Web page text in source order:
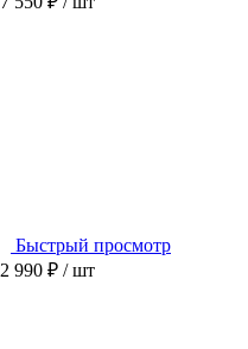
Быстрый просмотр
2 990 ₽ / шт